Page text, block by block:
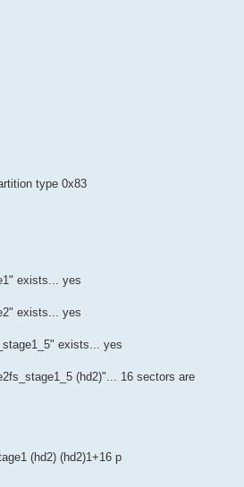
type 0x83
exists... yes
exists... yes
exists... yes
(hd2)"... 16 sectors are
(hd2) (hd2)1+16 p